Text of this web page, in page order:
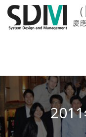
慶